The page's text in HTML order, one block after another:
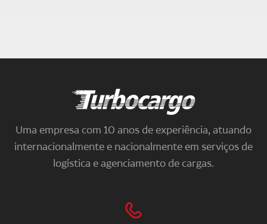
Turbocargo
Uma empresa com 10 anos de experiência, atuando
internacionalmente e nacionalmente em serviços de
logística e agenciamento de cargas.